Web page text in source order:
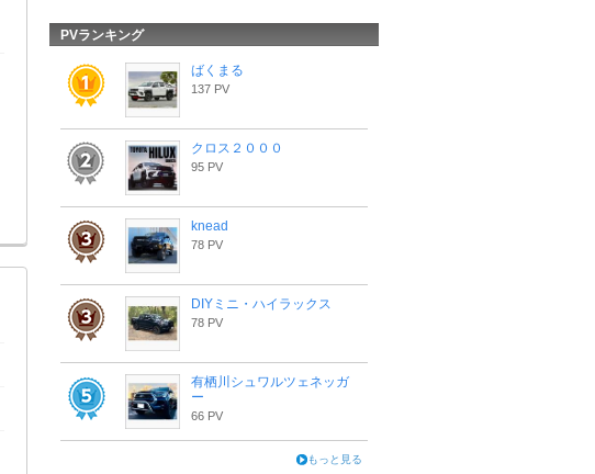
PVランキング
ばくまる
137 PV
クロス２０００
95 PV
knead
78 PV
DIYミニ・ハイラックス
78 PV
有栖川シュワルツェネッガ
ー
66 PV
もっと見る